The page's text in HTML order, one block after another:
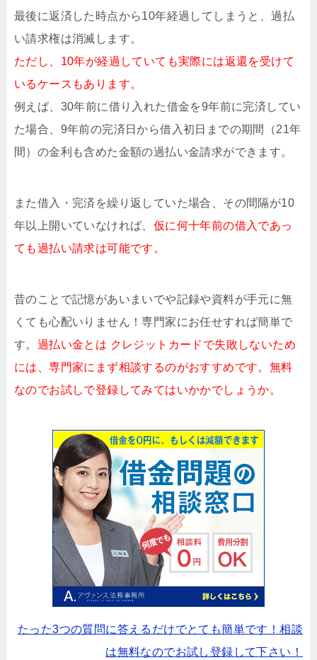
最後に返済した時点から10年経過してしまうと、過払
い請求権は消滅します。
ただし、10年が経過していても実際には返還を受けて
いるケースもあります。
例えば、30年前に借り入れた借金を9年前に完済してい
た場合、9年前の完済日から借入初日までの期間（21年
間）の金利も含めた金額の過払い金請求ができます。
また借入・完済を繰り返していた場合、その間隔が10
年以上開いていなければ、 仮に何十年前の借入であっ
ても過払い請求は可能です。
昔のことで記憶があいまいでや記録や資料が手元に無
くても心配いりません！専門家にお任せすれば簡単で
す。 過払い金とは クレジットカードで失敗しないため
には、専門家にまず相談するのがおすすめです。無料
なのでお試しで登録してみてはいかかでしょうか。
たった3つの質問に答えるだけでとても簡単です！相談
は無料なのでお試し登録して下さい！